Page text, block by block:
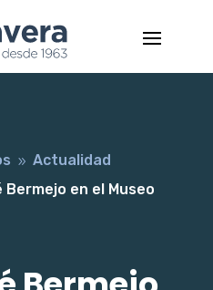
9 Actualidad
en el Museo